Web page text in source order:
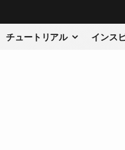
チュートリアル インス